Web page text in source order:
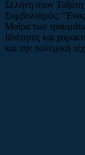
Σελήνη στον Τοξότη
Συμβολισμός:
Μοίρα των
Ιδιότητες και
και την πολεμική